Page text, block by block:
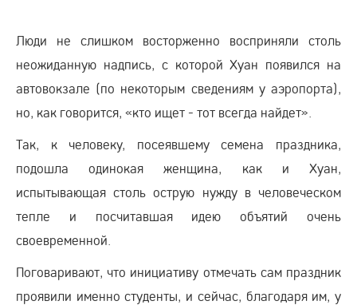
Люди не слишком восторженно восприняли столь
неожиданную надпись, с которой Хуан появился на
автовокзале (по некоторым сведениям у аэропорта),
но, как говорится, «кто ищет - тот всегда найдет».
Так, к человеку, посеявшему семена праздника,
подошла одинокая женщина, как и Хуан,
испытывающая столь острую нужду в человеческом
тепле и посчитавшая идею объятий очень
своевременной.
Поговаривают, что инициативу отмечать сам праздник
проявили именно студенты, и сейчас, благодаря им, у